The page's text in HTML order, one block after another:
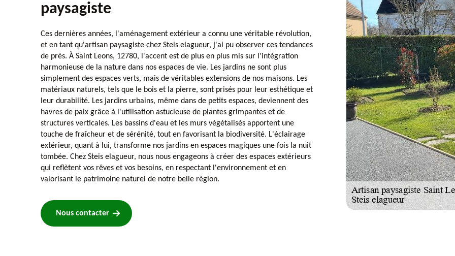
paysagiste
Ces dernières années, l'aménagement extérieur a connu une véritable révolution,
et en tant qu'artisan paysagiste chez Steis elagueur, j'ai pu observer ces tendances
de près. À Saint Leons, 12780, l'accent est de plus en plus mis sur l'intégration
harmonieuse de la nature dans nos espaces de vie. Les jardins ne sont plus
simplement des espaces verts, mais de véritables extensions de nos maisons. Les
matériaux naturels, tels que le bois et la pierre, sont prisés pour leur esthétique et
leur durabilité. Les jardins urbains, même dans de petits espaces, deviennent des
havres de paix grâce à l'utilisation astucieuse de plantes grimpantes et de
structures verticales. Les bassins d'eau et les murs végétalisés apportent une
touche de fraîcheur et de sérénité, tout en favorisant la biodiversité. L'éclairage
extérieur, quant à lui, transforme nos jardins en espaces magiques une fois la nuit
tombée. Chez Steis elagueur, nous nous engageons à créer des espaces extérieurs
qui reflètent vos rêves et vos besoins, en respectant l'environnement et en
valorisant le patrimoine naturel de notre belle région.
Nous contacter